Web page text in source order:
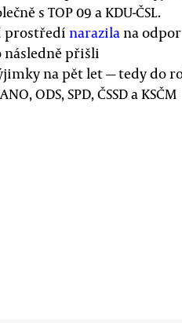
s TOP 09 a KDU-ČSL.
prostředí narazilana odpor
následně přišli
na pět let — tedy do
ODS, SPD, ČSSD a KSČM